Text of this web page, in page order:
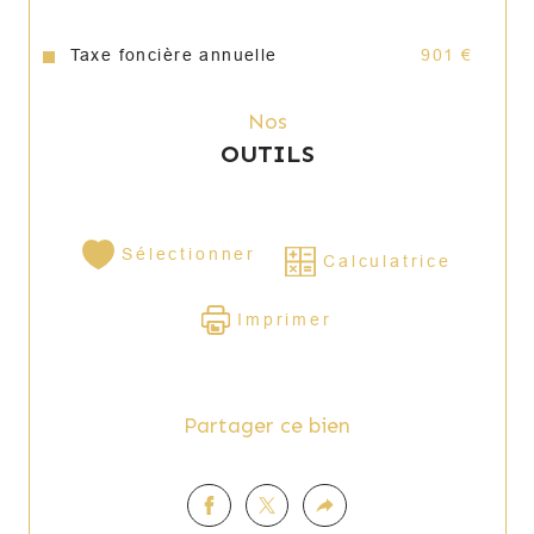
Taxe foncière annuelle 901 €
Nos
OUTILS
Sélectionner Calculatrice
Imprimer
Partager ce bien